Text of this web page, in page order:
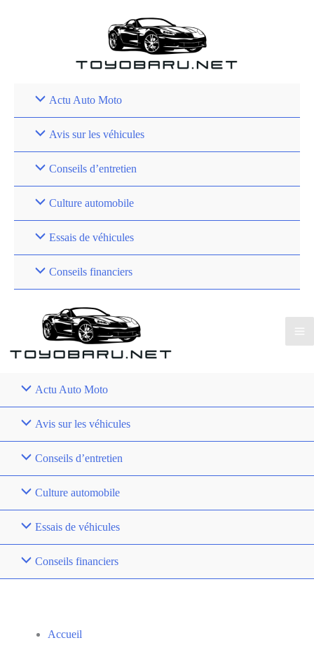
Actu Auto Moto
Avis sur les véhicules
Conseils d’entretien
Culture automobile
Essais de véhicules
Conseils financiers
Actu Auto Moto
Avis sur les véhicules
Conseils d’entretien
Culture automobile
Essais de véhicules
Conseils financiers
Accueil